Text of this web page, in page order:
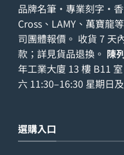
品牌名筆・專業刻字・
Cross、LAMY、萬寶龍
司團體報價。 收貨 7 天
款；詳見貨品退換 。 陳
年工業大廈 13 樓 B11
六 11:30–16:30 星期日
選購入口